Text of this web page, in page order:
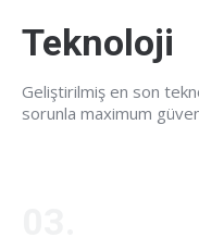
Teknoloji
Geliştirilmiş en son
sorunla maximum